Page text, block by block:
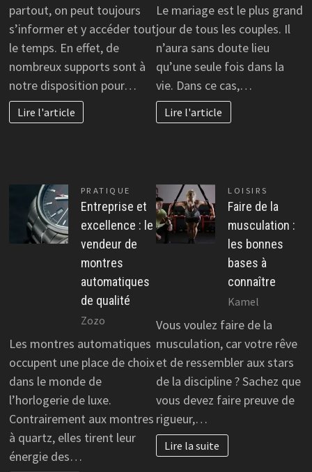
partout, on peut toujours
s’informer et y accéder tout
le temps. En effet, de
nombreux supports sont à
notre disposition pour…
Lire l'article
Le mariage est le plus grand
jour de tous les couples. Il
n’aura sans doute lieu
qu’une seule fois dans la
vie. Dans ce cas,…
Lire l'article
PRATIQUE
Entreprise et
excellence : le
vendeur de
montres
automatiques
de qualité
Zozo
Les montres automatiques
occupent une place de choix
dans le monde de
l’horlogerie de luxe.
Contrairement aux montres
à quartz, elles tirent leur
énergie des…
LOISIRS
Faire de la
musculation :
les bonnes
bases à
connaître
Kamel
Vous voulez faire de la
musculation, car votre rêve
et de ressembler aux stars
de la discipline ? Sachez que
vous devez faire preuve de
rigueur,…
Lire la suite